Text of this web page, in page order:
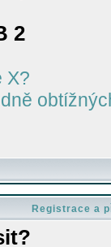
2
X?
Registrace a